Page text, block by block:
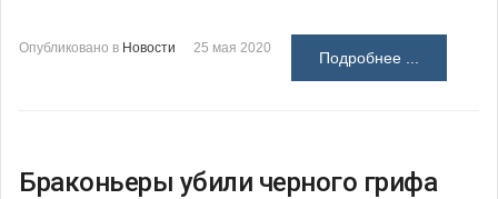
Опубликовано в Новости 25 мая 2020
Подробнее ...
Браконьеры убили черного грифа